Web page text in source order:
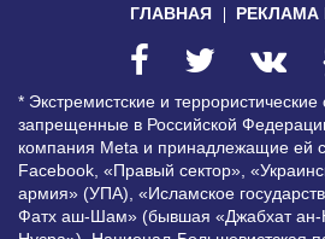
ГЛАВНАЯ РЕКЛАМА
* Экстремистские и террористические
запрещенные в Российской
компания Meta и принадлежащие ей
Facebook, «Правый сектор»,
армия» (УПА), «Исламское
Фатх аш-Шам» (бывшая «Джабхат ан-